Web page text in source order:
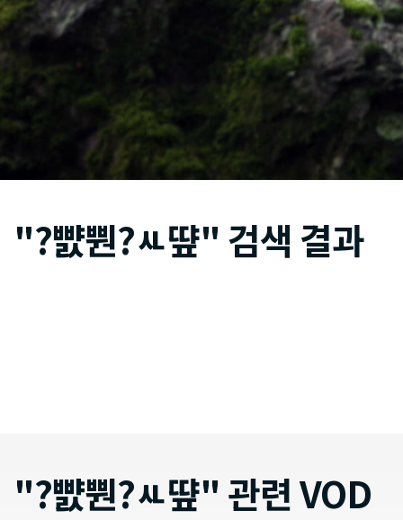
"?뺤뿬?ㅻ떂" 검색 결과
"?뺤뿬?ㅻ떂" 관련 VOD